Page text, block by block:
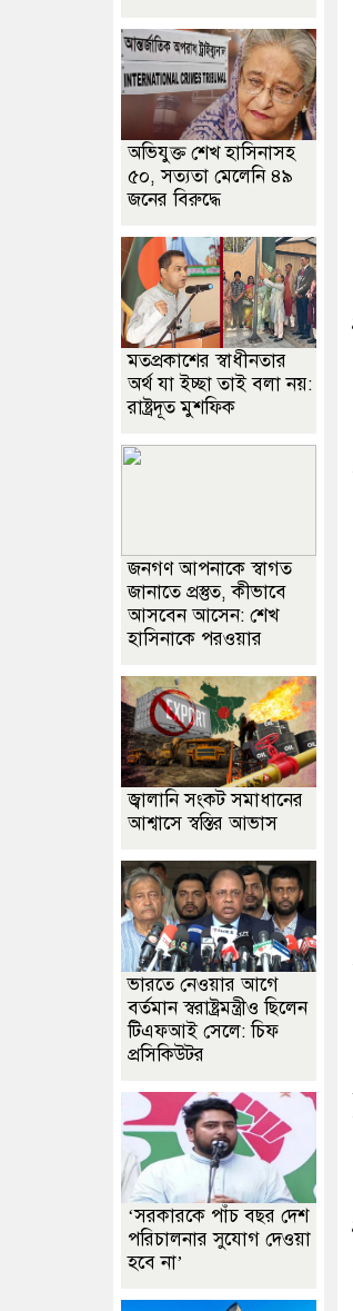
অভিযুক্ত শেখ হাসিনাসহ
৫০, সত্যতা মেলেনি ৪৯
জনের বিরুদ্ধে
মতপ্রকাশের স্বাধীনতার
অর্থ যা ইচ্ছা তাই বলা নয়:
রাষ্ট্রদূত মুশফিক
জনগণ আপনাকে স্বাগত
জানাতে প্রস্তুত, কীভাবে
আসবেন আসেন: শেখ
হাসিনাকে পরওয়ার
জ্বালানি সংকট সমাধানের
আশ্বাসে স্বস্তির আভাস
ভারতে নেওয়ার আগে
বর্তমান স্বরাষ্ট্রমন্ত্রীও ছিলেন
টিএফআই সেলে: চিফ
প্রসিকিউটর
‘সরকারকে পাঁচ বছর দেশ
পরিচালনার সুযোগ দেওয়া
হবে না’